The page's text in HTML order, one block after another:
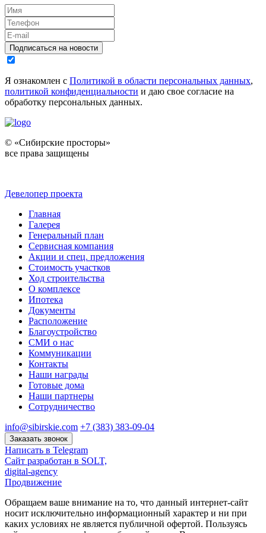
Подписаться на новости
Я ознакомлен с Политикой в области персональных данных,
политикой конфиденциальности и даю свое согласие на
обработку персональных данных.
© «Сибирские просторы»
все права защищены
Девелопер проекта
Главная
Галерея
Генеральный план
Сервисная компания
Акции и спец. предложения
Стоимость участков
Ход строительства
О комплексе
Ипотека
Документы
Расположение
Благоустройство
СМИ о нас
Коммуникации
Контакты
Наши награды
Готовые дома
Наши партнеры
Сотрудничество
info@sibirskie.com +7 (383) 383-09-04
Заказать звонок
Написать в Telegram
Сайт разработан в SOLT,
digital-agency
Продвижение
Обращаем ваше внимание на то, что данный интернет-сайт
носит исключительно информационный характер и ни при
каких условиях не является публичной офертой. Пользуясь